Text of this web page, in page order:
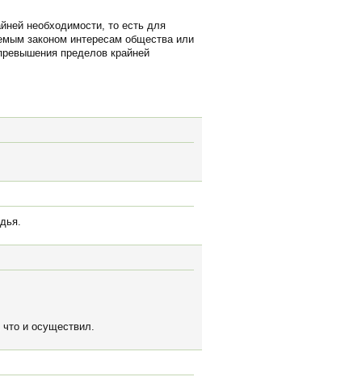
необходимости, то есть для
законом интересам общества или
пределов крайней
и осуществил.